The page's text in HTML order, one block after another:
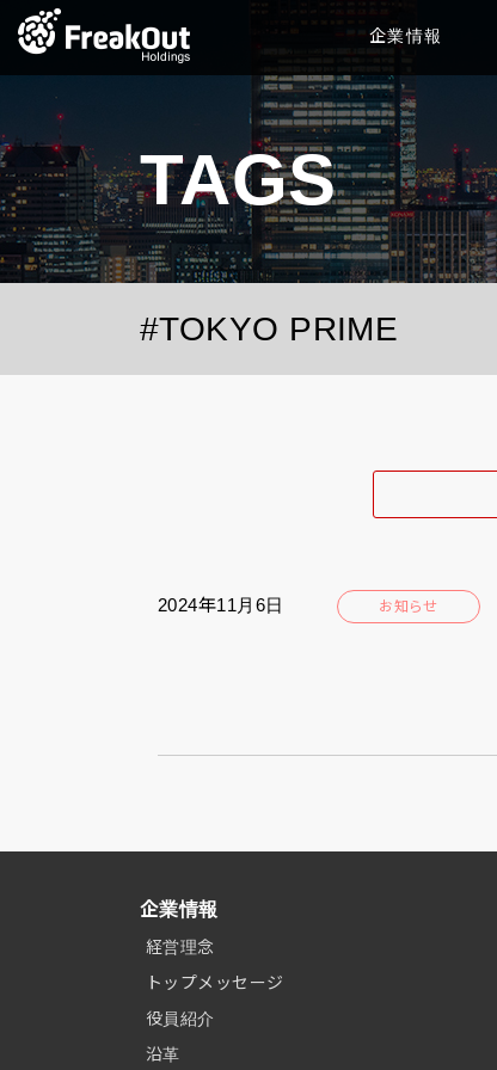
企業情報
TAGS
#TOKYO PRIME
2024年11月6日 お知らせ
企業情報
経営理念
トップメッセージ
役員紹介
沿革